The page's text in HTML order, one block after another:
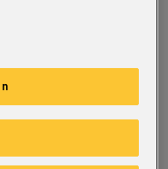
10. Juli im
42119
während
besucht